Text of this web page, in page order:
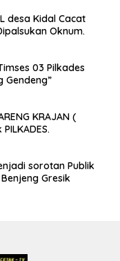
desa Kidal Cacat
Oknum.
03 Pilkades
Gendeng”
KRAJAN (
sorotan Publik
Gresik